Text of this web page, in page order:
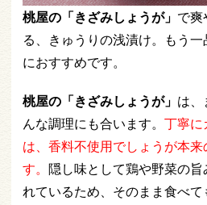
桃屋の「きざみしょうが」 で
る、きゅうりの浅漬け。もう
におすすめです。
桃屋の「きざみしょうが」 は
んな調理にも合います。 丁寧に
は、香料不使用でしょうが本来
す。 隠し味として鶏や野菜の
れているため、そのまま食べて